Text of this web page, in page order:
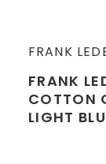
FRANK
FRANK
COTTON
LIGHT